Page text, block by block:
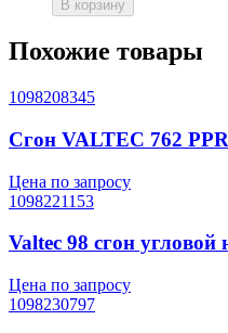
В корзину
Похожие товары
1098208345
Сгон VALTEC 762
Цена по запросу
1098221153
Valtec 98 сгон
Цена по запросу
1098230797